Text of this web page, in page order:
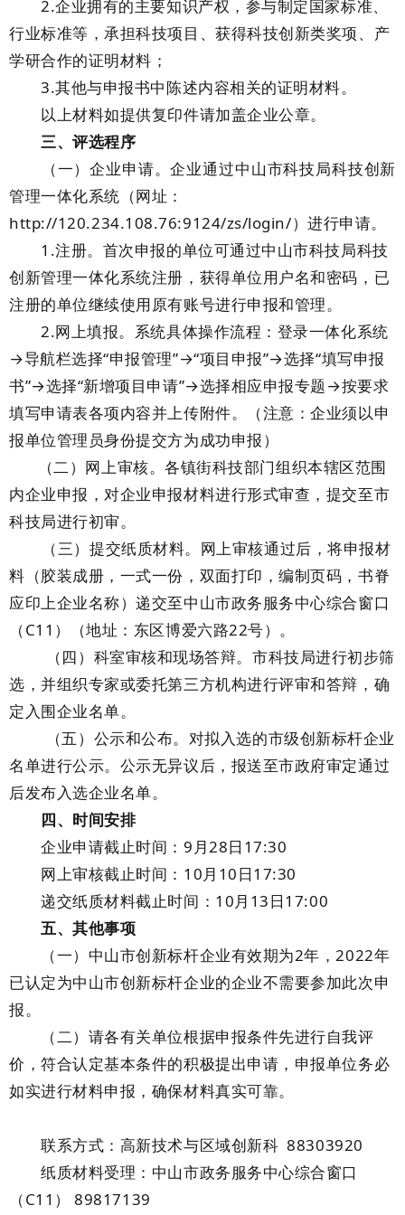
2.企业拥有的主要知识产权，参与制定国家标准、
行业标准等，承担科技项目、获得科技创新类奖项、产
学研合作的证明材料；
3.其他与申报书中陈述内容相关的证明材料。
以上材料如提供复印件请加盖企业公章。
三、评选程序
（一）企业申请。企业通过中山市科技局科技创新
管理一体化系统（网址：
http://120.234.108.76:9124/zs/login/）进行申请。
1.注册。首次申报的单位可通过中山市科技局科技
创新管理一体化系统注册，获得单位用户名和密码，已
注册的单位继续使用原有账号进行申报和管理。
2.网上填报。系统具体操作流程：登录一体化系统
→导航栏选择“申报管理”→“项目申报”→选择“填写申报
书”→选择“新增项目申请”→选择相应申报专题→按要求
填写申请表各项内容并上传附件。（注意：企业须以申
报单位管理员身份提交方为成功申报）
（二）网上审核。各镇街科技部门组织本辖区范围
内企业申报，对企业申报材料进行形式审查，提交至市
科技局进行初审。
（三）提交纸质材料。网上审核通过后，将申报材
料（胶装成册，一式一份，双面打印，编制页码，书脊
应印上企业名称）递交至中山市政务服务中心综合窗口
（C11）（地址：东区博爱六路22号）。
（四）科室审核和现场答辩。市科技局进行初步筛
选，并组织专家或委托第三方机构进行评审和答辩，确
定入围企业名单。
（五）公示和公布。对拟入选的市级创新标杆企业
名单进行公示。公示无异议后，报送至市政府审定通过
后发布入选企业名单。
四、时间安排
企业申请截止时间：9月28日17:30
网上审核截止时间：10月10日17:30
递交纸质材料截止时间：10月13日17:00
五、其他事项
（一）中山市创新标杆企业有效期为2年，2022年
已认定为中山市创新标杆企业的企业不需要参加此次申
报。
（二）请各有关单位根据申报条件先进行自我评
价，符合认定基本条件的积极提出申请，申报单位务必
如实进行材料申报，确保材料真实可靠。
联系方式：高新技术与区域创新科 88303920
纸质材料受理：中山市政务服务中心综合窗口
（C11） 89817139